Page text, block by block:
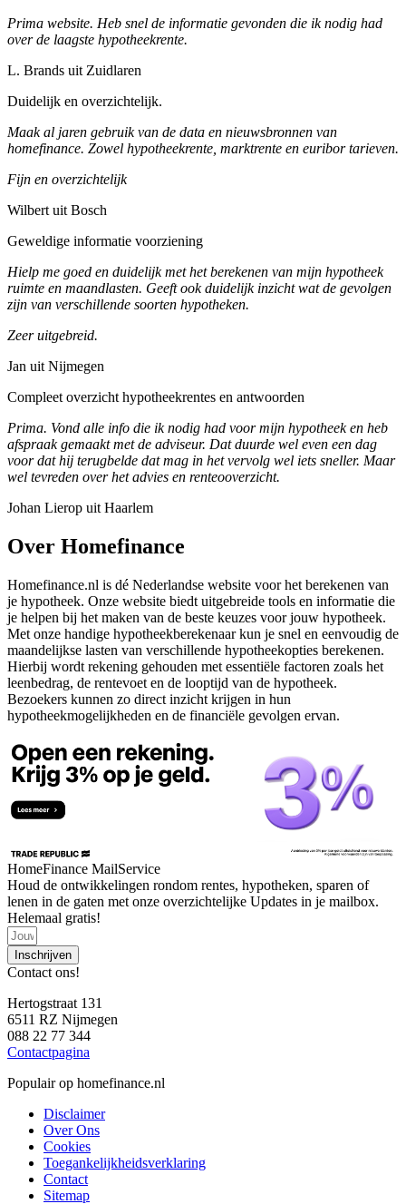
Prima website. Heb snel de informatie gevonden die ik nodig had
over de laagste hypotheekrente.
L. Brands uit Zuidlaren
Duidelijk en overzichtelijk.
Maak al jaren gebruik van de data en nieuwsbronnen van
homefinance. Zowel hypotheekrente, marktrente en euribor tarieven.
Fijn en overzichtelijk
Wilbert uit Bosch
Geweldige informatie voorziening
Hielp me goed en duidelijk met het berekenen van mijn hypotheek
ruimte en maandlasten. Geeft ook duidelijk inzicht wat de gevolgen
zijn van verschillende soorten hypotheken.
Zeer uitgebreid.
Jan uit Nijmegen
Compleet overzicht hypotheekrentes en antwoorden
Prima. Vond alle info die ik nodig had voor mijn hypotheek en heb
afspraak gemaakt met de adviseur. Dat duurde wel even een dag
voor dat hij terugbelde dat mag in het vervolg wel iets sneller. Maar
wel tevreden over het advies en renteooverzicht.
Johan Lierop uit Haarlem
Over Homefinance
Homefinance.nl is dé Nederlandse website voor het berekenen van
je hypotheek. Onze website biedt uitgebreide tools en informatie die
je helpen bij het maken van de beste keuzes voor jouw hypotheek.
Met onze handige hypotheekberekenaar kun je snel en eenvoudig de
maandelijkse lasten van verschillende hypotheekopties berekenen.
Hierbij wordt rekening gehouden met essentiële factoren zoals het
leenbedrag, de rentevoet en de looptijd van de hypotheek.
Bezoekers kunnen zo direct inzicht krijgen in hun
hypotheekmogelijkheden en de financiële gevolgen ervan.
HomeFinance MailService
Houd de ontwikkelingen rondom rentes, hypotheken, sparen of
lenen in de gaten met onze overzichtelijke Updates in je mailbox.
Helemaal gratis!
Inschrijven
Contact ons!
Hertogstraat 131
6511 RZ Nijmegen
088 22 77 344
Contactpagina
Populair op homefinance.nl
Disclaimer
Over Ons
Cookies
Toegankelijkheidsverklaring
Contact
Sitemap